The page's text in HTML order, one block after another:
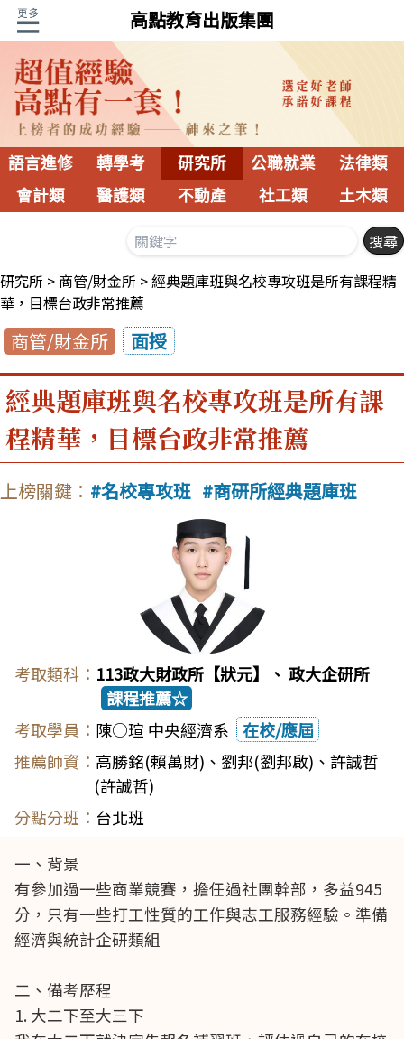
高點教育出版集團
語言進修 轉學考 研究所 公職就業
法律類
會計類
醫護類 不動產 社工類 土木類
研究所 商管/財金所
經典題庫班與名校專攻班是所有課程精
華，目標台政非常推薦
商管/財金所 面授
經典題庫班與名校專攻班是所有課
程精華，目標台政非常推薦
名校專攻班 商研所經典題庫班
113政大財政所【狀元】、 政大企研所
課程推薦☆
陳○瑄 中央經濟系
在校/應屆
高勝銘(賴萬財) 、 劉邦(劉邦啟) 、 許誠哲
(許誠哲)
台北班
一、背景
有參加過一些商業競賽，擔任過社團幹部，多益945
分，只有一些打工性質的工作與志工服務經驗。準備
經濟與統計企研類組
二、備考歷程
1. 大二下至大三下